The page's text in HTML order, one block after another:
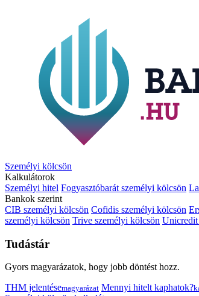
Személyi kölcsön
Kalkulátorok
Személyi hitel Fogyasztóbarát személyi kölcsön
Bankok szerint
CIB személyi kölcsön Cofidis személyi kölcsön
személyi kölcsön Trive személyi kölcsön Unicredit
Tudástár
Gyors magyarázatok, hogy jobb döntést hozz.
THM jelentésemagyarázat Mennyi hitelt kaphatok?